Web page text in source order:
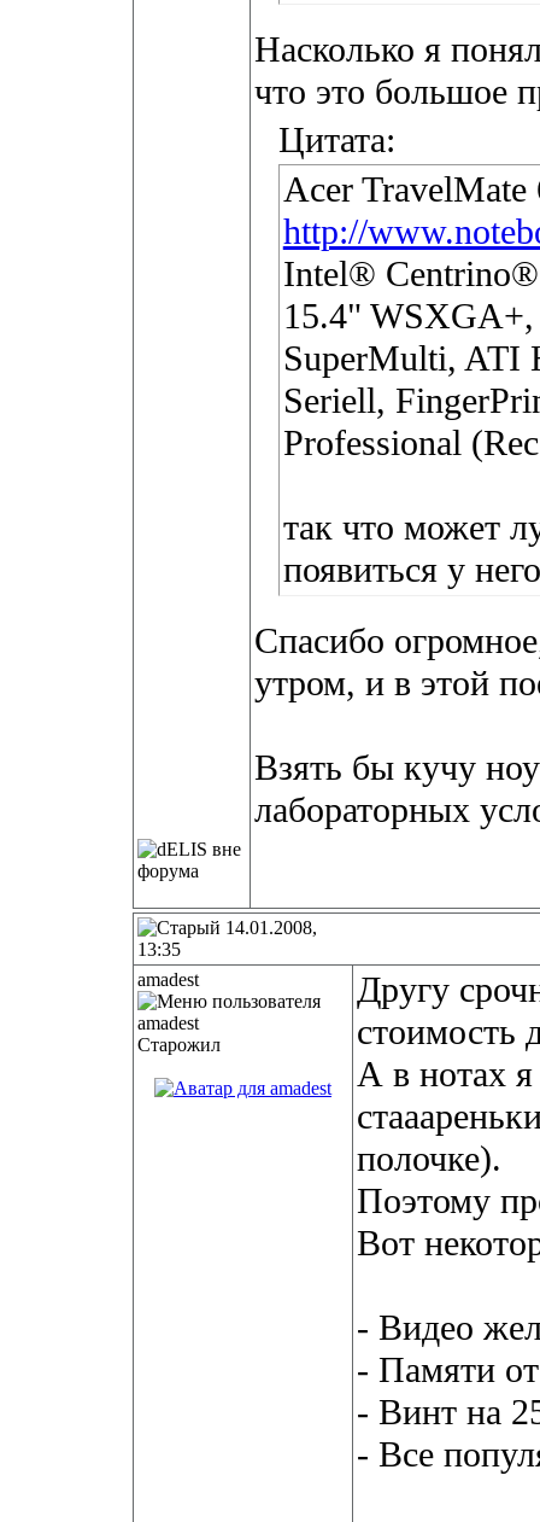
Насколько я
что это большое
Цитата:
Acer
http://
Intel®
15.4"
SuperMulti, ATI
Seriell,
Professional
так что может
появиться у
Спасибо
утром, и в этой
Взять бы кучу
лабораторных
14.01.2008,
13:35
amadest
Старожил
Другу
стоимость
А в нотах
полочке).
Поэтому
Вот
- Видео
- Памяти
- Винт на
- Все